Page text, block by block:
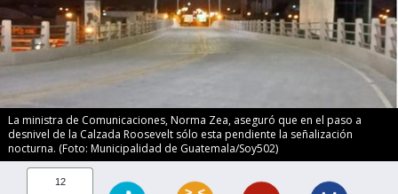
La ministra de Comunicaciones, Norma Zea, aseguró que en el paso a
desnivel de la Calzada Roosevelt sólo esta pendiente la señalización
nocturna. (Foto: Municipalidad de Guatemala/Soy502)
12